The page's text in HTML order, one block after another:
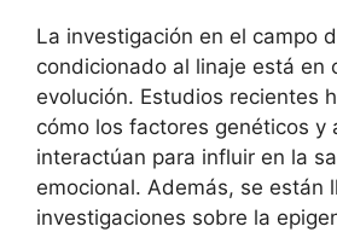
La investigación en el campo
condicionado al linaje está en
evolución. Estudios recientes
cómo los factores genéticos y
interactúan para influir en la
emocional. Además, se están
investigaciones sobre la